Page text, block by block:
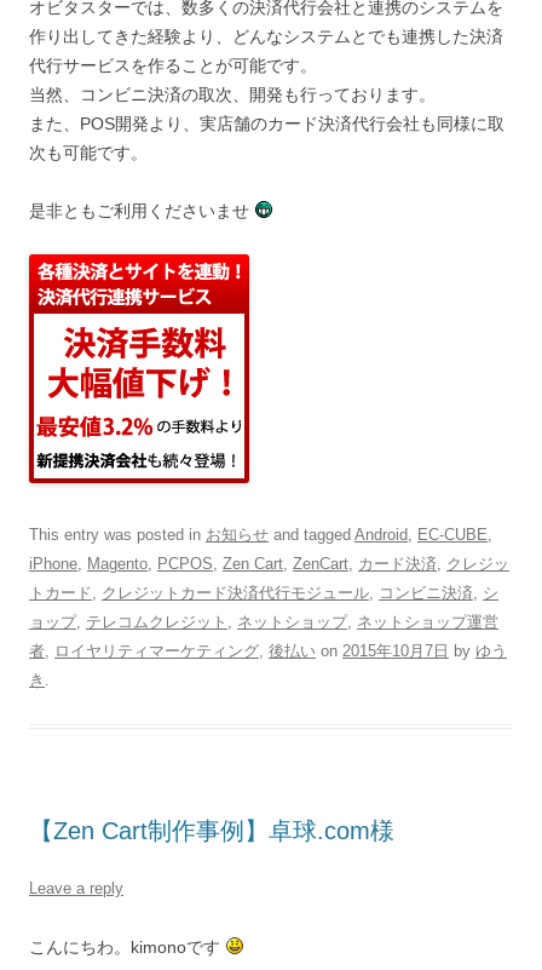
オビタスターでは、数多くの決済代行会社と連携のシステムを
作り出してきた経験より、どんなシステムとでも連携した決済
代行サービスを作ることが可能です。
当然、コンビニ決済の取次、開発も行っております。
また、POS開発より、実店舗のカード決済代行会社も同様に取
次も可能です。
是非ともご利用くださいませ
This entry was posted in お知らせ and tagged Android, EC-CUBE,
iPhone, Magento, PCPOS, Zen Cart, ZenCart, カード決済, クレジッ
トカード , クレジットカード決済代行モジュール, コンビニ決済, シ
ョップ, テレコムクレジット , ネットショップ, ネットショップ運営
者, ロイヤリティマーケティング, 後払い on 2015年10月7日 by ゆう
き .
【Zen Cart制作事例】卓球.com様
Leave a reply
こんにちわ。kimonoです